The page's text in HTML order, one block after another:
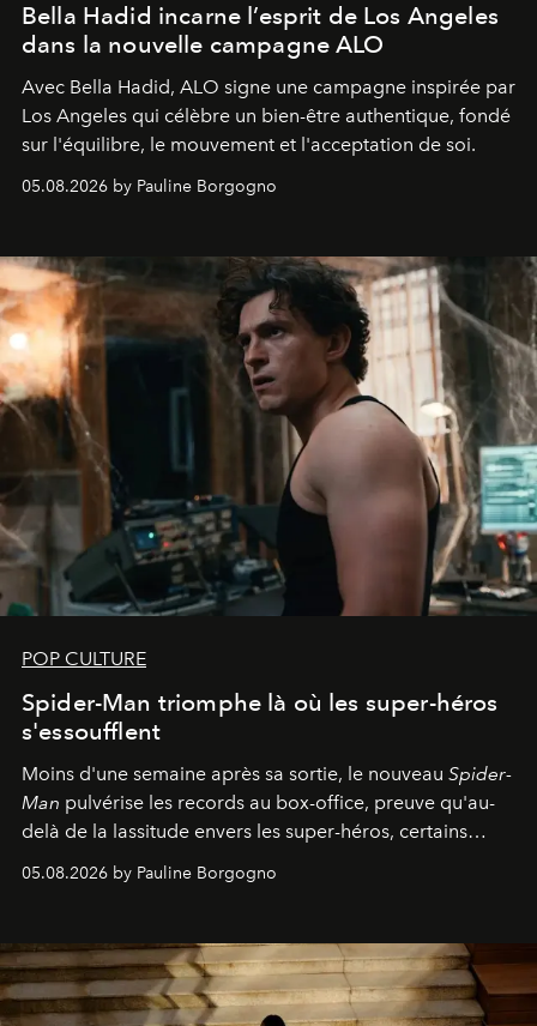
Bella Hadid incarne l’esprit de Los Angeles
dans la nouvelle campagne ALO
Avec Bella Hadid, ALO signe une campagne inspirée par
Los Angeles qui célèbre un bien-être authentique, fondé
sur l'équilibre, le mouvement et l'acceptation de soi.
05.08.2026 by Pauline Borgogno
POP CULTURE
Spider-Man triomphe là où les super-héros
s'essoufflent
Moins d'une semaine après sa sortie, le nouveau Spider-
Man pulvérise les records au box-office, preuve qu'au-
delà de la lassitude envers les super-héros, certains
personnages continuent de susciter une ferveur intacte.
05.08.2026 by Pauline Borgogno